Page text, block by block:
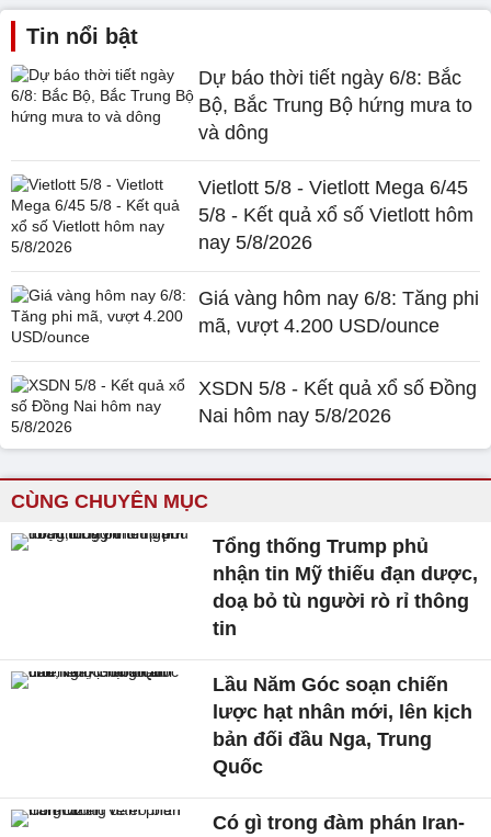
Tin nổi bật
Dự báo thời tiết ngày 6/8: Bắc
Bộ, Bắc Trung Bộ hứng mưa to
và dông
Vietlott 5/8 - Vietlott Mega 6/45
5/8 - Kết quả xổ số Vietlott hôm
nay 5/8/2026
Giá vàng hôm nay 6/8: Tăng phi
mã, vượt 4.200 USD/ounce
XSDN 5/8 - Kết quả xổ số Đồng
Nai hôm nay 5/8/2026
CÙNG CHUYÊN MỤC
Tổng thống Trump phủ
nhận tin Mỹ thiếu đạn dược,
doạ bỏ tù người rò rỉ thông
tin
Lầu Năm Góc soạn chiến
lược hạt nhân mới, lên kịch
bản đối đầu Nga, Trung
Quốc
Có gì trong đàm phán Iran-